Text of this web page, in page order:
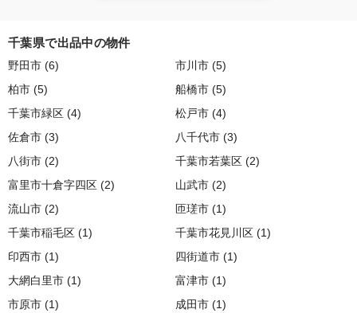
千葉県で出品中の物件
野田市 (6) 市川市 (5)
柏市 (5) 船橋市 (5)
千葉市緑区 (4) 松戸市 (4)
佐倉市 (3) 八千代市 (3)
八街市 (2) 千葉市若葉区 (2)
富里市十倉字四区 (2) 山武市 (2)
流山市 (2) 匝瑳市 (1)
千葉市稲毛区 (1) 千葉市花見川区 (1)
印西市 (1) 四街道市 (1)
大網白里市 (1) 富津市 (1)
市原市 (1) 成田市 (1)